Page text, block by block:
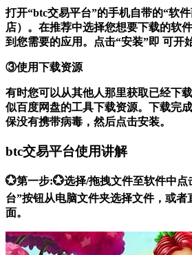
打开“btc交易平台”的手机自带的“软
店）。在推荐中选择您想要下载的软
到您需要的应用。点击“安装”即 可开
③使用下载资源
有时您可以从其他人那里获取已经下
似百度网盘的工具下载资源。下载完
保没有携带病毒，然后点击安装。
btc交易平台使用讲解
💮第一步:💮选择/拖拽文件至软件中
台”按钮从电脑文件夹选择文件，或
面。